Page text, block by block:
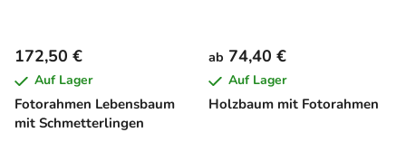
Fotorahmen Lebensbaum
mit Schmetterlingen
172,50 €
Auf Lager
Holzbaum mit Fotorahmen
ab 74,40 €
Auf Lager